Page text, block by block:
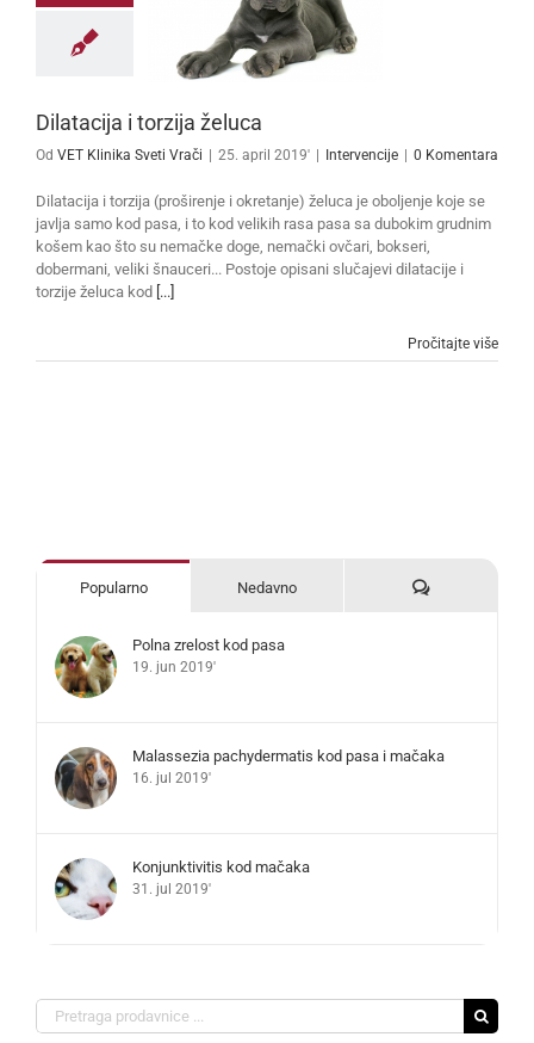
Dilatacija i torzija želuca
Od VET Klinika Sveti Vrači 25. april 2019' Intervencije 0 Komentara
Dilatacija i torzija (proširenje i okretanje) želuca je oboljenje koje se
javlja samo kod pasa, i to kod velikih rasa pasa sa dubokim grudnim
košem kao što su nemačke doge, nemački ovčari, bokseri,
dobermani, veliki šnauceri... Postoje opisani slučajevi dilatacije i
torzije želuca kod [...]
Pročitajte više
Popularno Nedavno Komentari
Polna zrelost kod pasa
19. jun 2019'
Malassezia pachydermatis kod pasa i mačaka
16. jul 2019'
Konjunktivitis kod mačaka
31. jul 2019'
Search
for: